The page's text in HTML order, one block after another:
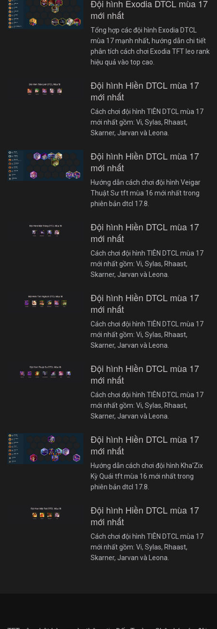
Đội hình Exodia DTCL mùa 17
mới nhất
Tổng hợp các đội hình Exodia DTCL
mùa 17 mạnh nhất, hướng dẫn chi tiết
phân tích cách chơi Exodia TFT leo rank
hiệu quả vào top cao.
Đội hình Hiền DTCL mùa 17
mới nhất
Cách chơi đội hình TIÊN DTCL mùa 17
mới nhất gồm: Vi, Sylas, Rhaast,
Skarner, Jarvan và Leona.
Đội hình Hiền DTCL mùa 17
mới nhất
Hướng dẫn cách chơi đội hình Veigar
Thuật Sư tft mùa 16 mới nhất trong
phiên bản dtcl 17.8.
Đội hình Hiền DTCL mùa 17
mới nhất
Cách chơi đội hình TIÊN DTCL mùa 17
mới nhất gồm: Vi, Sylas, Rhaast,
Skarner, Jarvan và Leona.
Đội hình Hiền DTCL mùa 17
mới nhất
Cách chơi đội hình TIÊN DTCL mùa 17
mới nhất gồm: Vi, Sylas, Rhaast,
Skarner, Jarvan và Leona.
Đội hình Hiền DTCL mùa 17
mới nhất
Cách chơi đội hình TIÊN DTCL mùa 17
mới nhất gồm: Vi, Sylas, Rhaast,
Skarner, Jarvan và Leona.
Đội hình Hiền DTCL mùa 17
mới nhất
Hướng dẫn cách chơi đội hình Kha'Zix
Kỳ Quái tft mùa 16 mới nhất trong
phiên bản dtcl 17.8.
Đội hình Hiền DTCL mùa 17
mới nhất
Cách chơi đội hình TIÊN DTCL mùa 17
mới nhất gồm: Vi, Sylas, Rhaast,
Skarner, Jarvan và Leona.